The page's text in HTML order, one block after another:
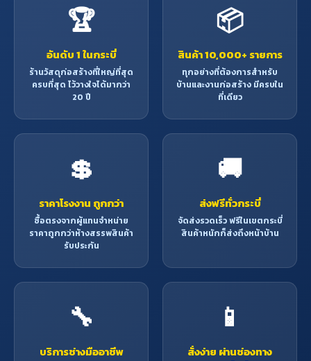
🏆
อันดับ 1 ในกระบี่
ร้านวัสดุก่อสร้างที่ใหญ่ที่สุด
ครบที่สุด ไว้วางใจได้มากว่า
20 ปี
📦
สินค้า 10,000+ รายการ
ทุกอย่างที่ต้องการสำหรับ
บ้านและงานก่อสร้าง มีครบใน
ที่เดียว
💲
ราคาโรงงาน ถูกกว่า
ซื้อตรงจากผู้แทนจำหน่าย
ราคาถูกกว่าห้างสรรพสินค้า
รับประกัน
🚚
ส่งฟรีทั่วกระบี่
จัดส่งรวดเร็ว ฟรีในเขตกระบี่
สินค้าหนักก็ส่งถึงหน้าบ้าน
🔧
บริการช่างมืออาชีพ
📱
สั่งง่าย ผ่านช่องทาง